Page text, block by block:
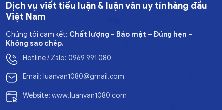
Dịch vụ viết tiểu luận & luận văn uy tín hàng đầu
Việt Nam
Chúng tôi cam kết: Chất lượng – Bảo mật – Đúng hẹn –
Không sao chép.
Hotline / Zalo: 0969 991 080
Email: luanvan1080@gmail.com
Website: www.luanvan1080.com